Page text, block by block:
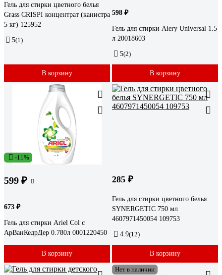
Гель для стирки цветного белья
Grass CRISPI концентрат (канистра
5 кг) 125952
5(1)
В корзину
598 ₽
Гель для стирки Aiery Universal 1.5
л 20018603
5(2)
В корзину
-11%
599 ₽
673 ₽
Гель для стирки Ariel Col с
АрВанКедрДер 0.780л 0001220450
В корзину
285 ₽
Гель для стирки цветного белья
SYNERGETIC 750 мл
4607971450054 109753
4.9(12)
В корзину
Нет в наличии